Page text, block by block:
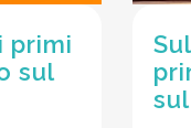
primi
sul